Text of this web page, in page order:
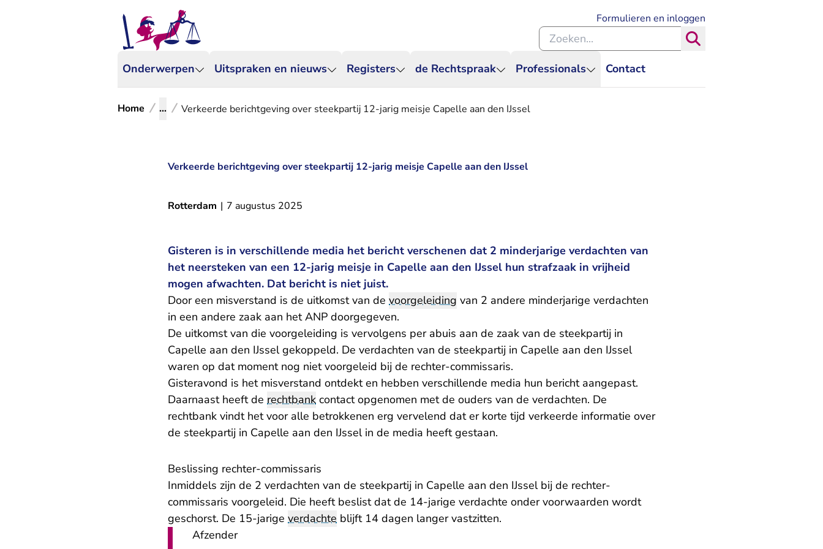
Onderwerpen Uitspraken en nieuws Registers de Rechtspraak Professionals Contact
Formulieren en inloggen
Zoeken binnen de Rechtspraak
Home ... Verkeerde berichtgeving over steekpartij 12-jarig meisje Capelle aan den IJssel
Verkeerde berichtgeving over steekpartij 12-jarig meisje Capelle aan den IJssel
Rotterdam | 7 augustus 2025
Gisteren is in verschillende media het bericht verschenen dat 2 minderjarige verdachten van
het neersteken van een 12-jarig meisje in Capelle aan den IJssel hun strafzaak in vrijheid
mogen afwachten. Dat bericht is niet juist.
Door een misverstand is de uitkomst van de voorgeleiding van 2 andere minderjarige verdachten
in een andere zaak aan het ANP doorgegeven.
De uitkomst van die voorgeleiding is vervolgens per abuis aan de zaak van de steekpartij in
Capelle aan den IJssel gekoppeld. De verdachten van de steekpartij in Capelle aan den IJssel
waren op dat moment nog niet voorgeleid bij de rechter-commissaris.
Gisteravond is het misverstand ontdekt en hebben verschillende media hun bericht aangepast.
Daarnaast heeft de rechtbank contact opgenomen met de ouders van de verdachten. De
rechtbank vindt het voor alle betrokkenen erg vervelend dat er korte tijd verkeerde informatie over
de steekpartij in Capelle aan den IJssel in de media heeft gestaan.
Beslissing rechter-commissaris
Inmiddels zijn de 2 verdachten van de steekpartij in Capelle aan den IJssel bij de rechter-
commissaris voorgeleid. Die heeft beslist dat de 14-jarige verdachte onder voorwaarden wordt
geschorst. De 15-jarige verdachte blijft 14 dagen langer vastzitten.
Afzender